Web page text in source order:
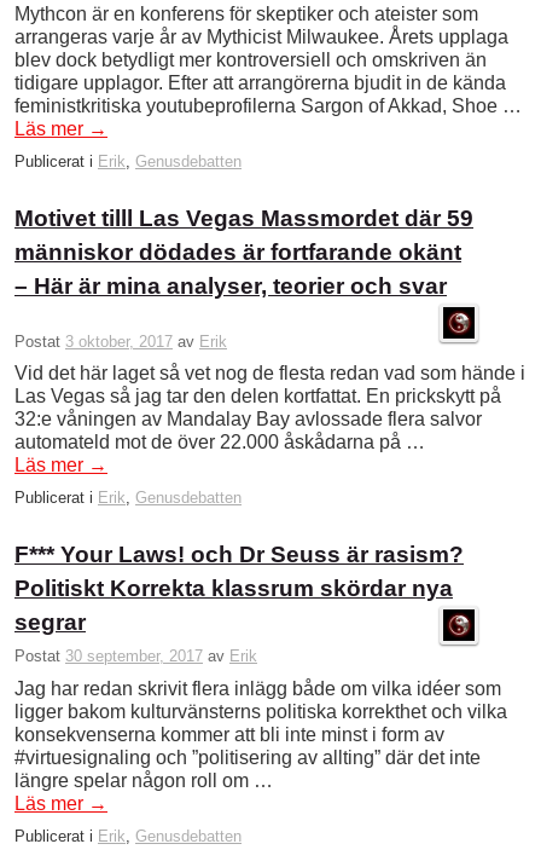
Mythcon är en konferens för skeptiker och ateister som
arrangeras varje år av Mythicist Milwaukee. Årets upplaga
blev dock betydligt mer kontroversiell och omskriven än
tidigare upplagor. Efter att arrangörerna bjudit in de kända
feministkritiska youtubeprofilerna Sargon of Akkad, Shoe …
Läs mer →
Publicerat i Erik Genusdebatten
Motivet tilll Las Vegas Massmordet där 59
människor dödades är fortfarande okänt
– Här är mina analyser, teorier och svar
Postat 3 oktober, 2017 av Erik
Vid det här laget så vet nog de flesta redan vad som hände i
Las Vegas så jag tar den delen kortfattat. En prickskytt på
32:e våningen av Mandalay Bay avlossade flera salvor
automateld mot de över 22.000 åskådarna på …
Läs mer →
Publicerat i Erik, Genusdebatten
F*** Your Laws! och Dr Seuss är rasism?
Politiskt Korrekta klassrum skördar nya
segrar
Postat 30 september, 2017 av Erik
Jag har redan skrivit flera inlägg både om vilka idéer som
ligger bakom kulturvänsterns politiska korrekthet och vilka
konsekvenserna kommer att bli inte minst i form av
#virtuesignaling och ”politisering av allting” där det inte
längre spelar någon roll om …
Läs mer →
Publicerat i Erik Genusdebatten